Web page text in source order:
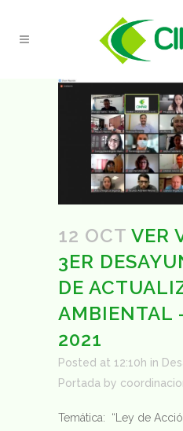
12 OCT VER
3ER
DE
AMBIENTAL
2021
Posted at 12:10h in
Portada by
Temática: “Ley de